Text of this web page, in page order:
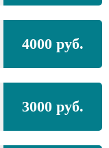
4000 руб.
3000 руб.